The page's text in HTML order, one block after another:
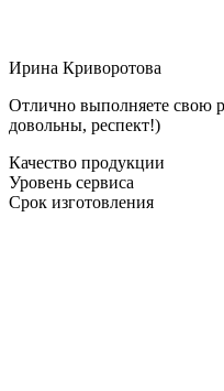
Ирина Криворотова
Отлично выполняете свою
довольны, респект!)
Качество продукции
Уровень сервиса
Срок изготовления